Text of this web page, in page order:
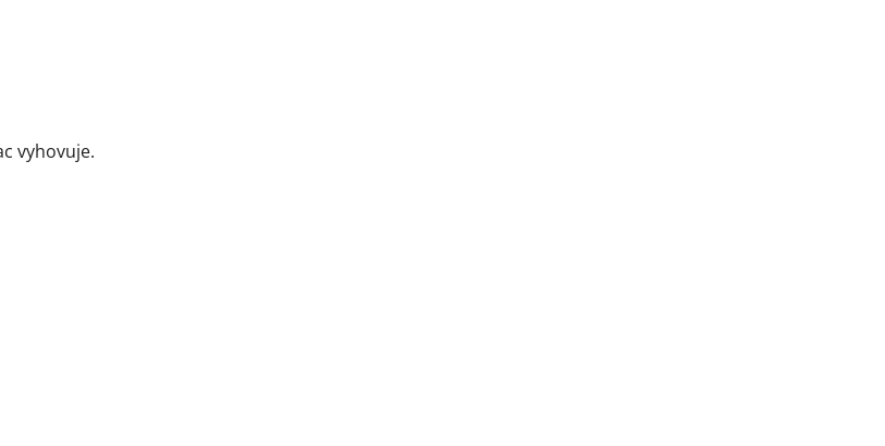
vyhovuje.